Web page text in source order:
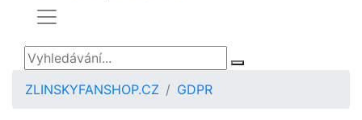
ZLINSKYFANSHOP.CZ GDPR